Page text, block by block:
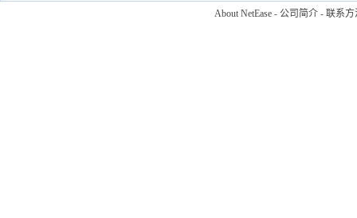
About NetEase - 公司简介 - 联系方